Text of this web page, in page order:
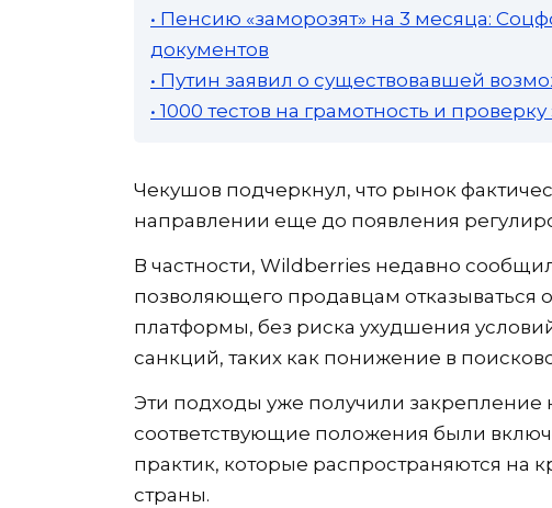
• Пенсию «заморозят» на 3 месяца:
документов
• Путин заявил о существовавшей
• 1000 тестов на грамотность и
Чекушов подчеркнул, что рынок
направлении еще до появления
В частности, Wildberries недавно
позволяющего продавцам отказываться
платформы, без риска ухудшения
санкций, таких как понижение в
Эти подходы уже получили закрепление
соответствующие положения были
практик, которые распространяются на
страны.